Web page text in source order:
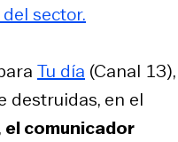
sector.
Tu día (Canal 13),
destruidas, en el
el comunicador